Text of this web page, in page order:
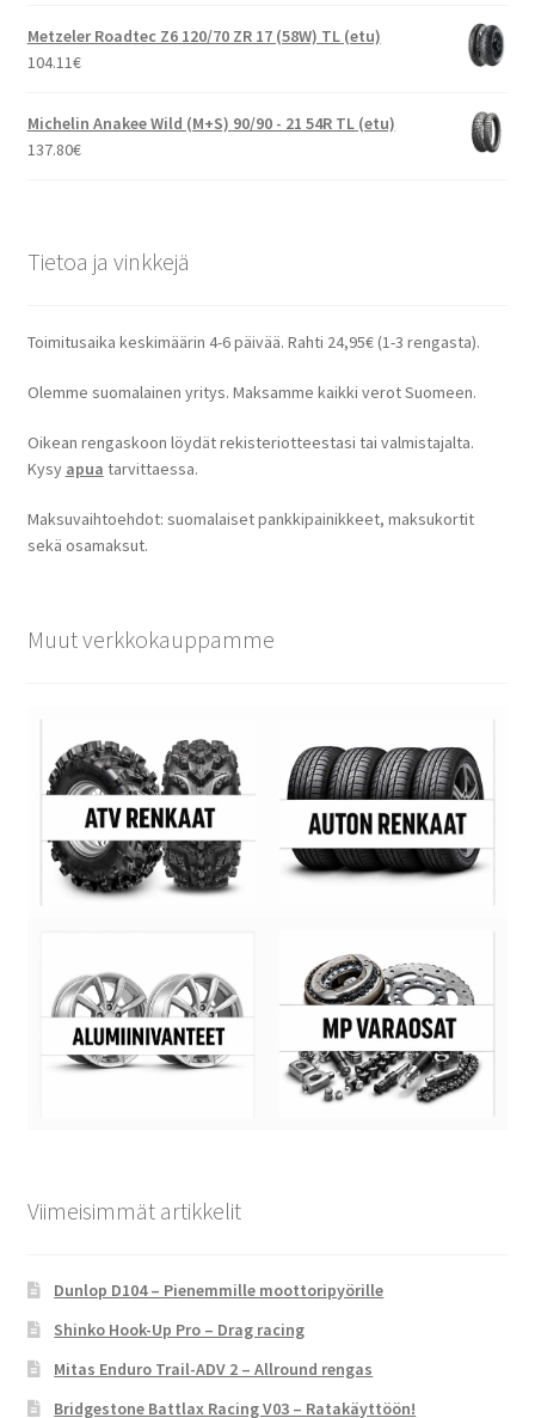
Metzeler Roadtec Z6 120/70 ZR 17 (58W) TL (etu)
104.11€
Michelin Anakee Wild (M+S) 90/90 - 21 54R TL (etu)
137.80€
Tietoa ja vinkkejä
Toimitusaika keskimäärin 4-6 päivää. Rahti 24,95€ (1-3 rengasta).
Olemme suomalainen yritys. Maksamme kaikki verot Suomeen.
Oikean rengaskoon löydät rekisteriotteestasi tai valmistajalta.
Kysy apua tarvittaessa.
Maksuvaihtoehdot: suomalaiset pankkipainikkeet, maksukortit
sekä osamaksut.
Muut verkkokauppamme
Viimeisimmät artikkelit
Dunlop D104 – Pienemmille moottoripyörille
Shinko Hook-Up Pro – Drag racing
Mitas Enduro Trail-ADV 2 – Allround rengas
Bridgestone Battlax Racing V03 – Ratakäyttöön!